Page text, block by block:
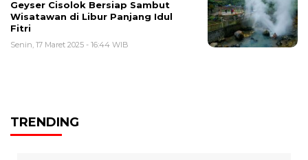
Geyser Cisolok Bersiap Sambut
Wisatawan di Libur Panjang Idul
Fitri
Senin, 17 Maret 2025 - 16:44 WIB
TRENDING